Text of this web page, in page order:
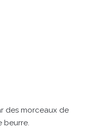
des morceaux de
beurre.